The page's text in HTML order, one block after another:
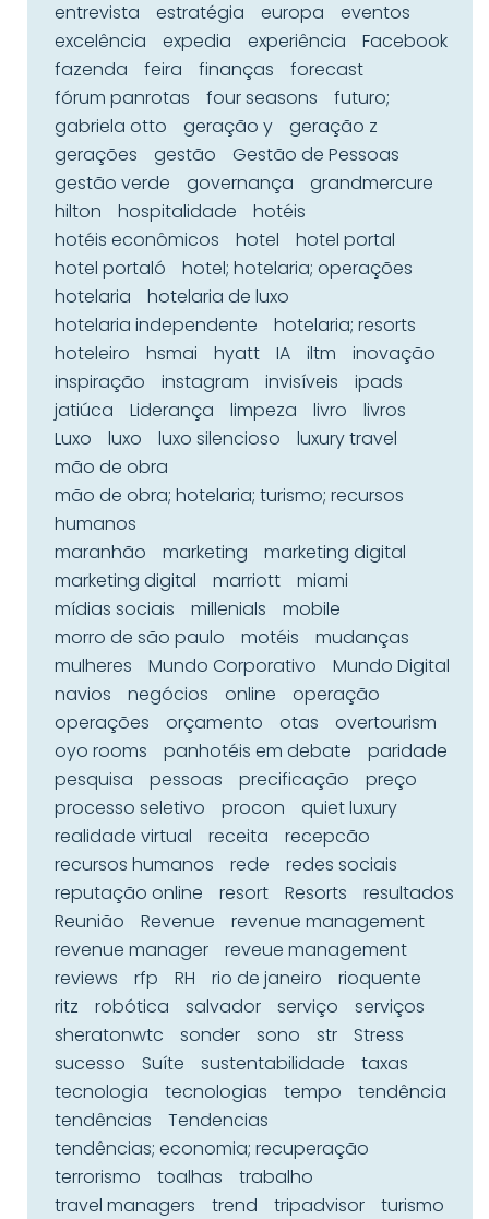
entrevista estratégia europa
eventos
excelência
expedia experiência
Facebook
fazenda
feira finanças
forecast
fórum panrotas
four seasons
futuro;
gabriela otto
geração y
geração z
gerações
gestão
Gestão de Pessoas
gestão verde
governança
grandmercure
hilton
hospitalidade
hotéis
hotéis econômicos
hotel
hotel portal
hotel portaló
hotel; hotelaria; operações
hotelaria
hotelaria de luxo
hotelaria independente
hotelaria; resorts
hoteleiro
hsmai hyatt IA iltm
inovação
inspiração
instagram invisíveis
ipads
jatiúca
Liderança limpeza livro
livros
Luxo
luxo luxo silencioso
luxury travel
mão de obra
mão de obra; hotelaria; turismo; recursos
humanos
maranhão
marketing
marketing digital
marketing digital
marriott
miami
mídias sociais
millenials
mobile
morro de são paulo
motéis
mudanças
mulheres
Mundo Corporativo
Mundo Digital
navios
negócios online
operação
operações
orçamento otas
overtourism
oyo rooms
panhotéis em debate
paridade
pesquisa
pessoas precificação
preço
processo seletivo
procon
quiet luxury
realidade virtual
receita
recepcão
recursos humanos
rede
redes sociais
reputação online
resort Resorts
resultados
Reunião
Revenue
revenue management
revenue manager
reveue management
reviews
rfp RH rio de janeiro
rioquente
ritz
robótica salvador serviço
serviços
sheratonwtc
sonder sono str
Stress
sucesso
Suíte sustentabilidade
taxas
tecnologia
tecnologias tempo
tendência
tendências
Tendencias
tendências; economia; recuperação
terrorismo
toalhas
trabalho
travel managers
trend tripadvisor
turismo